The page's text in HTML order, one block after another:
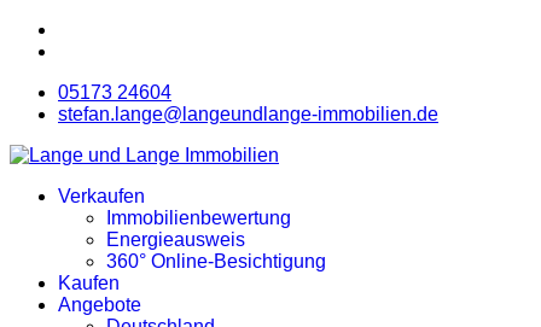
05173 24604
stefan.lange@langeundlange-immobilien.de
Verkaufen
Immobilienbewertung
Energieausweis
360° Online-Besichtigung
Kaufen
Angebote